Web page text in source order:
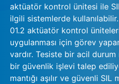
aktüatör kontrol ünitesi ile
ilgili sistemlerde
01.2 aktüatör kontrol
uygulanması için görev
vardır. Tesiste bir acil
bir güvenlik işlevi talep
mantığı aşılır ve güvenli